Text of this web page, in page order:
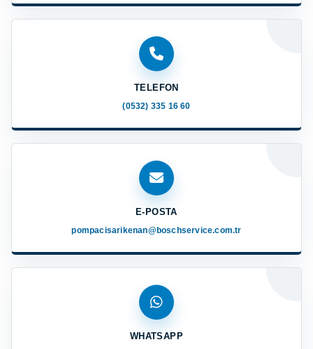
TELEFON
(0532) 335 16 60
E-POSTA
pompacisarikenan@boschservice.com.tr
WHATSAPP